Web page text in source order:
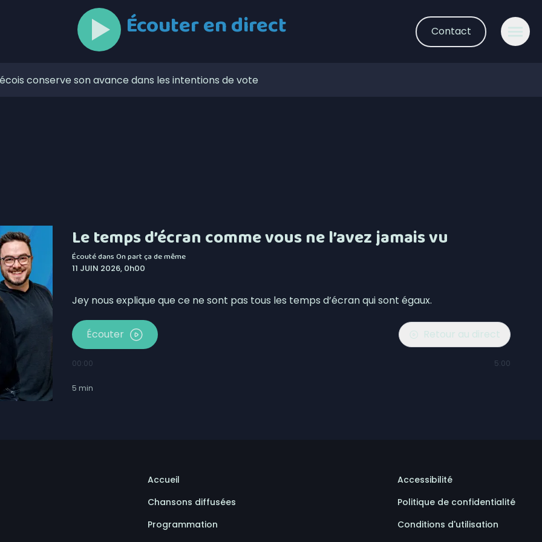
Écouter en direct Contact
conserve son avance dans les intentions de vote
Am du East Coast Pro Tour ce 7 août
porte-à-porte de l’Association du cancer de l’Est du
et Sayabec pour la lutte contre le cancer
rappel de la vigilance sur les chantiers
réclament leurs biens
à Matane
Le temps d’écran comme vous ne l’avez jamais vu
Écouté dansOn part ça de même
11 JUIN 2026, 0h00
Jey nous explique que ce ne sont pas tous les temps d’écran qui sont égaux.
Écouter Retour au direct
00:00 5:00
5 min
Accueil
Chansons diffusées
Programmation
Accessibilité
Politique de confidentialité
Conditions d'utilisation